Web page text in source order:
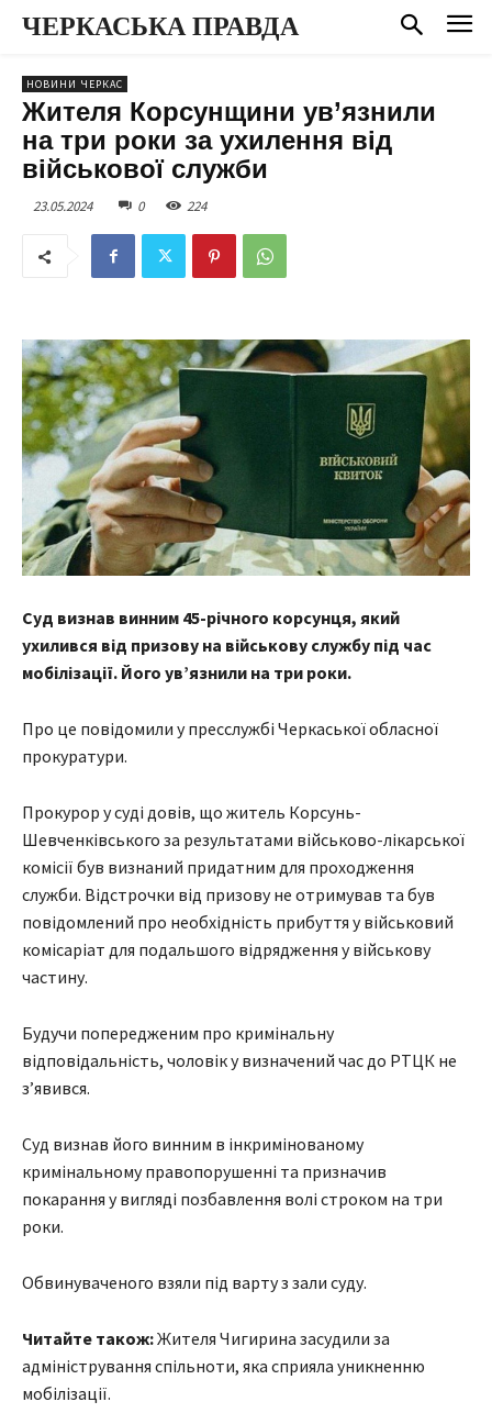
ЧЕРКАСЬКА ПРАВДА
НОВИНИ ЧЕРКАС
Жителя Корсунщини ув’язнили
на три роки за ухилення від
військової служби
23.05.2024 0 224
Суд визнав винним 45-річного корсунця, який
ухилився від призову на військову службу під час
мобілізації. Його ув’язнили на три роки.
Про це повідомили у пресслужбі Черкаської обласної
прокуратури.
Прокурор у суді довів, що житель Корсунь-
Шевченківського за результатами військово-лікарської
комісії був визнаний придатним для проходження
служби. Відстрочки від призову не отримував та був
повідомлений про необхідність прибуття у військовий
комісаріат для подальшого відрядження у військову
частину.
Будучи попередженим про кримінальну
відповідальність, чоловік у визначений час до РТЦК не
з’явився.
Суд визнав його винним в інкримінованому
кримінальному правопорушенні та призначив
покарання у вигляді позбавлення волі строком на три
роки.
Обвинуваченого взяли під варту з зали суду.
Читайте також:Жителя Чигирина засудили за
адміністрування спільноти, яка сприяла уникненню
мобілізації.